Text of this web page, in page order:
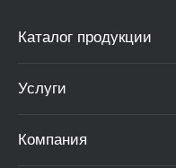
Каталог продукции
Услуги
Компания